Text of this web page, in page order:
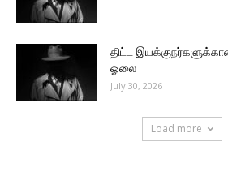
திட்ட
ஓலை
July 30, 2026
Load more